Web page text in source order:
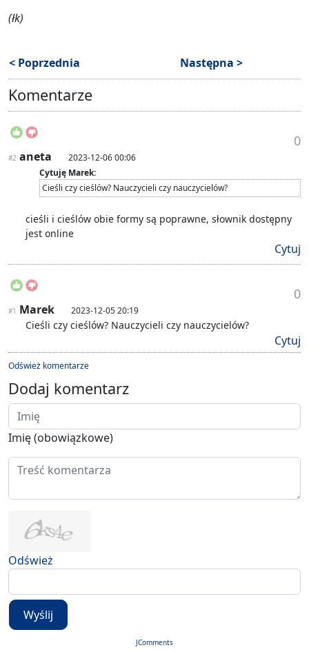
(łk)
< Poprzednia Następna >
Komentarze
0
#2 aneta
2023-12-06 00:06
Cytuję Marek:
Cieśli czy cieślów? Nauczycieli czy nauczycielów?
cieśli i cieślów obie formy są poprawne, słownik dostępny
jest online
Cytuj
0
#1 Marek 2023-12-05 20:19
Cieśli czy cieślów? Nauczycieli czy nauczycielów?
Cytuj
Odśwież komentarze
Dodaj komentarz
Imię (obowiązkowe)
Odśwież
Wyślij
JComments